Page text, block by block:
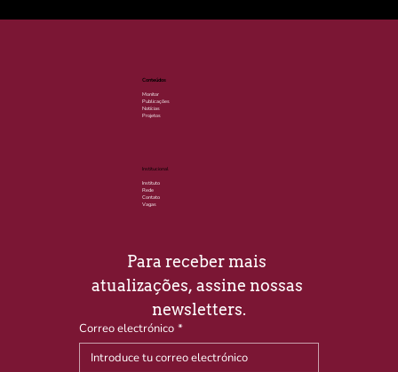
Conteúdos
Monitor
Publicações
Notícias
Projetos
Institucional
Instituto
Rede
Contato
Vagas
Para receber mais
atualizações, assine nossas
newsletters.
Correo electrónico *